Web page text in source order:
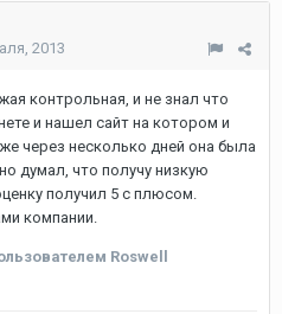
2013
контрольная, и не знал что
и нашел сайт на котором и
через несколько дней она была
думал, что получу низкую
получил 5 с плюсом.
компании.
Roswell